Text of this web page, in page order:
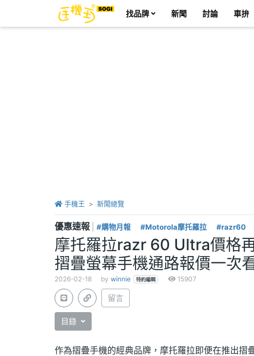
找品牌 新聞 討論 車拚
手機王 新聞總覽
優惠速報 #購物月報 #Motorola摩托羅拉 #razr60
摩托羅拉razr 60 Ultra價格
摺疊螢幕手機通路報價一次
2026-02-18 by winnie 特約編輯 15907
留言
目錄
作為摺疊手機的經典品牌，摩托羅拉即便在推出摺